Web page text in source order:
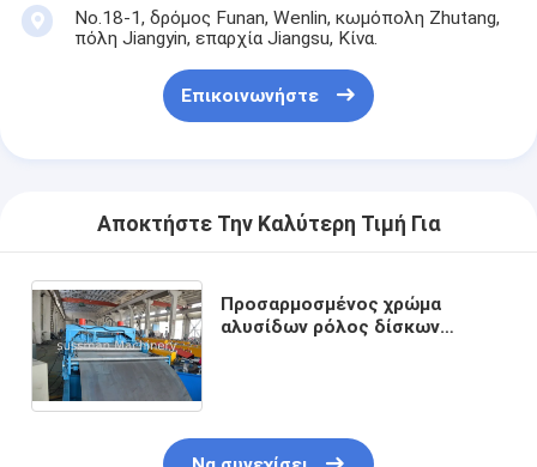
No.18-1, δρόμος Funan, Wenlin, κωμόπολη Zhutang,
πόλη Jiangyin, επαρχία Jiangsu, Κίνα.
Επικοινωνήστε
Αποκτήστε Την Καλύτερη Τιμή Για
Προσαρμοσμένος χρώμα
αλυσίδων ρόλος δίσκων